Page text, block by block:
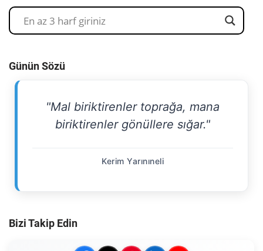
Günün Sözü
"Mal biriktirenler toprağa, mana
biriktirenler gönüllere sığar."
Kerim Yarınıneli
Bizi Takip Edin